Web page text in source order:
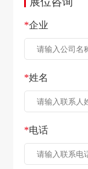
*企业
*姓名
*电话